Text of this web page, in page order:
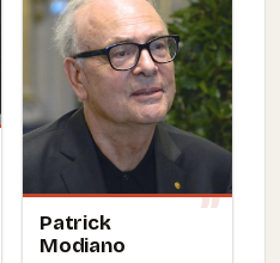
Patrick
Modiano